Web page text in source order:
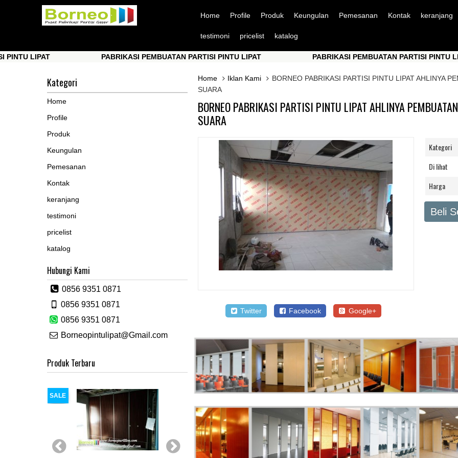
Home Profile Produk Keungulan Pemesanan Kontak keranjang
testimoni pricelist katalog
LIPAT PABRIKASI PEMBUATAN PARTISI PINTU LIPAT
PABRIKASI PEMBUATAN PARTISI PINTU LIPAT
Home
Iklan Kami
BORNEO PABRIKASI PARTISI PINTU LIPAT AHLINYA
SUARA
BORNEO PABRIKASI PARTISI PINTU LIPAT AHLINYA
SUARA
Twitter Facebook Google+
Kategori
Di lihat
Harga
Beli
Kategori
Home
Profile
Produk
Keungulan
Pemesanan
Kontak
keranjang
testimoni
pricelist
katalog
Hubungi Kami
0856 9351 0871
0856 9351 0871
0856 9351 0871
Borneopintulipat@Gmail.com
Produk Terbaru
SALE